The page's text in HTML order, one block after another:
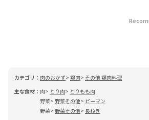
カテゴリ： 肉のおかず 鶏肉 その他 鶏肉料理
主な食材： 肉 とり肉
とりもも肉
野菜
野菜その他
ピーマン
野菜
野菜その他 長ねぎ